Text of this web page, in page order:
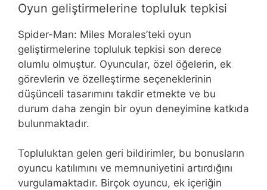
Oyun geliştirmelerine topluluk tepkisi
Spider-Man: Miles Morales’teki oyun
geliştirmelerine topluluk tepkisi son derece
olumlu olmuştur. Oyuncular, özel öğelerin, ek
görevlerin ve özelleştirme seçeneklerinin
düşünceli tasarımını takdir etmekte ve bu
durum daha zengin bir oyun deneyimine katkıda
bulunmaktadır.
Topluluktan gelen geri bildirimler, bu bonusların
oyuncu katılımını ve memnuniyetini artırdığını
vurgulamaktadır. Birçok oyuncu, ek içeriğin